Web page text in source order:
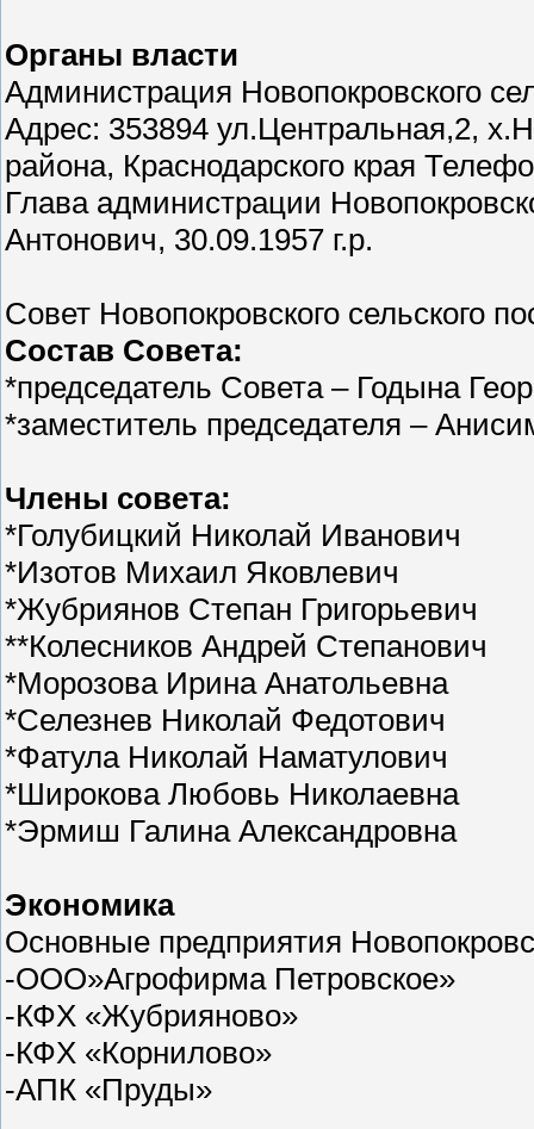
Органы власти
Администрация Новопокровского
Адрес: 353894 ул.Центральная,2,
района, Краснодарского края
Глава администрации
Антонович, 30.09.1957 г.р.
Совет Новопокровского сельского
Состав Совета:
*председатель Совета – Годына
*заместитель председателя –
Члены совета:
*Голубицкий Николай Иванович
*Изотов Михаил Яковлевич
*Жубриянов Степан Григорьевич
**Колесников Андрей Степанович
*Морозова Ирина Анатольевна
*Селезнев Николай Федотович
*Фатула Николай Наматулович
*Широкова Любовь Николаевна
*Эрмиш Галина Александровна
Экономика
Основные предприятия
-ООО»Агрофирма Петровское»
-КФХ «Жубрияново»
-КФХ «Корнилово»
-АПК «Пруды»